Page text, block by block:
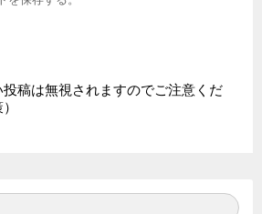
稿は無視されますのでご注意くだ